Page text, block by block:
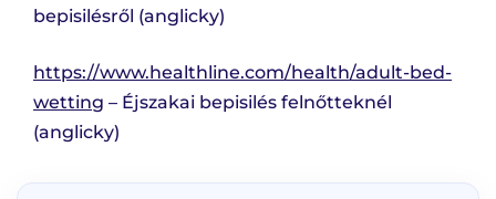
bepisilésről (anglicky)
https://www.healthline.com/health/adult-bed-
wetting – Éjszakai bepisilés felnőtteknél
(anglicky)